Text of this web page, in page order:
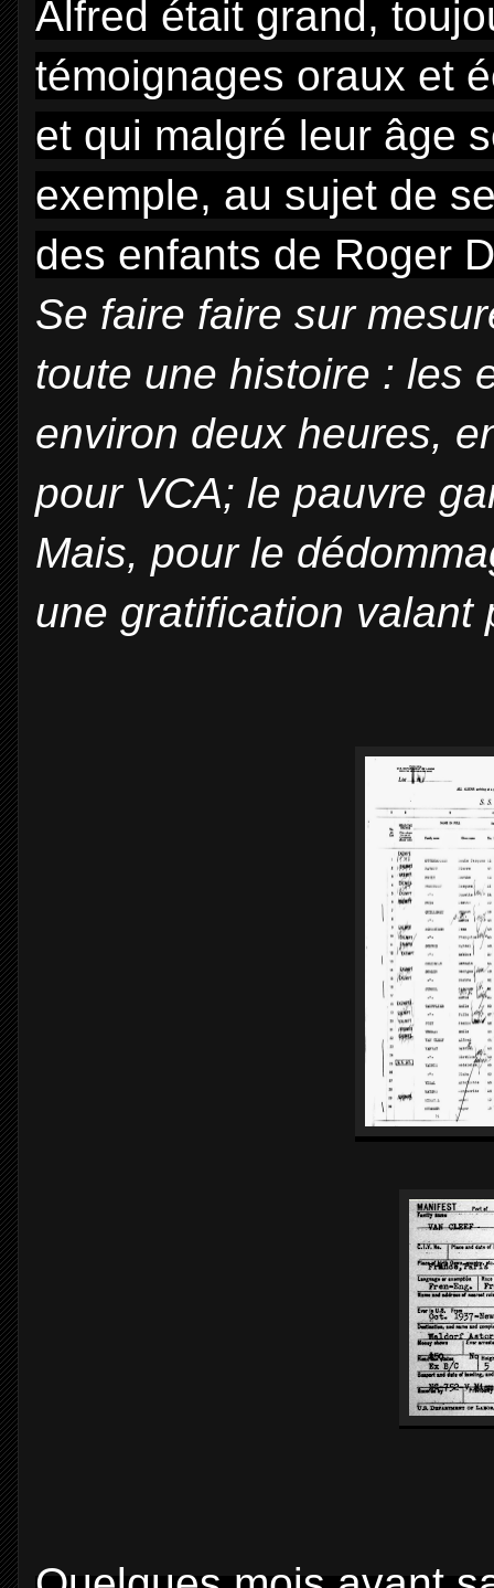
Alfred était grand,
témoignages oraux et
et qui malgré leur âge
exemple, au sujet de
des enfants de Roger
Se faire faire sur
toute une histoire : les
environ deux heures,
pour VCA; le pauvre
Mais, pour le
une gratification valant